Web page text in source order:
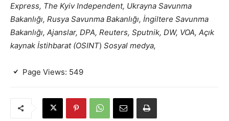
Express, The Kyiv Independent, Ukrayna Savunma
Bakanlığı, Rusya Savunma Bakanlığı, İngiltere Savunma
Bakanlığı, Ajanslar, DPA, Reuters, Sputnik, DW, VOA, Açık
kaynak İstihbarat (OSINT) Sosyal medya,
Page Views: 549